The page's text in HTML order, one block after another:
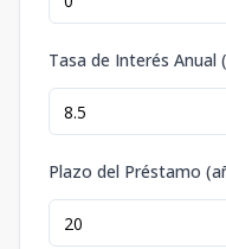
Tasa de Interés Anual
Plazo del Préstamo